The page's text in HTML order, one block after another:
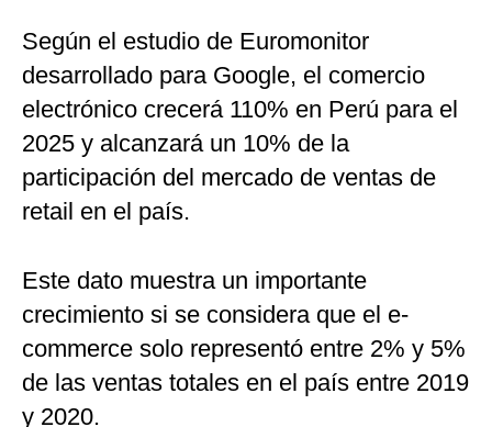
Según el estudio de Euromonitor
desarrollado para Google, el comercio
electrónico crecerá 110% en Perú para el
2025 y alcanzará un 10% de la
participación del mercado de ventas de
retail en el país.
Este dato muestra un importante
crecimiento si se considera que el e-
commerce solo representó entre 2% y 5%
de las ventas totales en el país entre 2019
y 2020.